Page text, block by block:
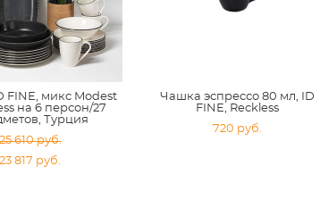
FINE, микс Modest
на 6 персон/27
Турция
610 pуб.
23 817 pуб.
Чашка эспрессо 80 мл, ID
FINE, Reckless
720 pуб.